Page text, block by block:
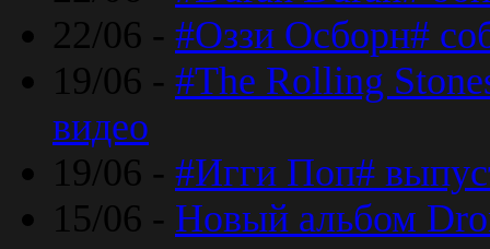
22/06 - #Оззи Осборн#
19/06 - #The Rolling
видео
19/06 - #Игги Поп#
15/06 - Новый альбом